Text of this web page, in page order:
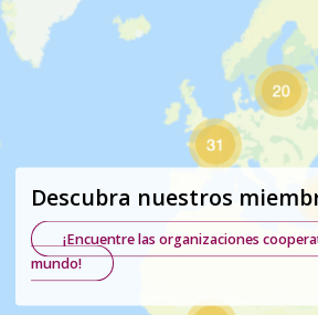
Descubra nuestros
¡Encuentre las organizaciones
mundo!